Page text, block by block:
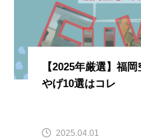
【2025年厳選】福
やげ10選はコレ
2025.04.01